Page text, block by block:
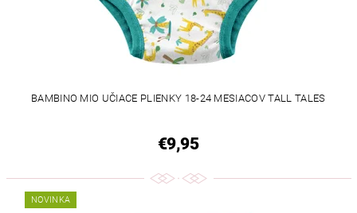
BAMBINO MIO UČIACE PLIENKY 18-24 MESIACOV TALL TALES
€9,95
NOVINKA